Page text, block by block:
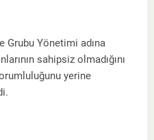
Grubu Yönetimi adına
sahipsiz olmadığını
yerine